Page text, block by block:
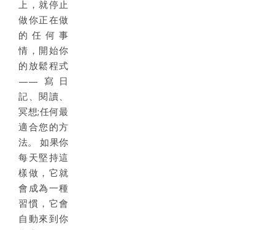
上，就停止
做你正在做
的任何事
情，開始你
的放鬆程式
——寫日
記、閱讀、
冥想;任何最
適合您的方
法。 如果你
每天堅持這
樣做，它就
會成為一種
習慣，它會
自動來到你